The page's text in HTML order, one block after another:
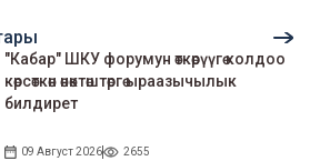
"Кабар" ШКУ форумун өткөрүүгө колдоо
көрсөткөн өнөктөштөргө ыраазычылык
билдирет
09 Август 2026 2655